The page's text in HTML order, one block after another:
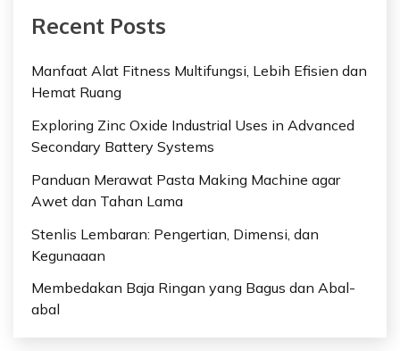
Recent Posts
Manfaat Alat Fitness Multifungsi, Lebih Efisien dan
Hemat Ruang
Exploring Zinc Oxide Industrial Uses in Advanced
Secondary Battery Systems
Panduan Merawat Pasta Making Machine agar
Awet dan Tahan Lama
Stenlis Lembaran: Pengertian, Dimensi, dan
Kegunaaan
Membedakan Baja Ringan yang Bagus dan Abal-
abal